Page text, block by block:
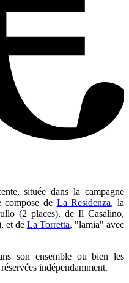
située dans la campagne
de La Residenza, la
(2 places), de Il Casalino,
et de La Torretta, "lamia" avec
son ensemble ou bien les
indépendamment.